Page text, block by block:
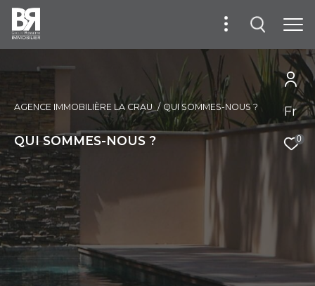
Fr
0
AGENCE IMMOBILIÈRE LA CRAU QUI SOMMES-NOUS ?
QUI SOMMES-NOUS ?